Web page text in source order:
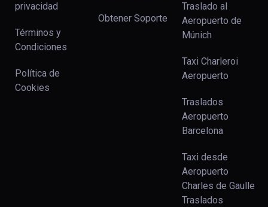
privacidad
Términos y
Condiciones
Política de
Cookies
Obtener Soporte
Traslado al
Aeropuerto de
Múnich
Taxi Charleroi
Aeropuerto
Traslados
Aeropuerto
Barcelona
Taxi desde
Aeropuerto
Charles de Gaulle
Traslados